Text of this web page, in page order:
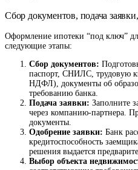
Сбор документов, подача
Оформление ипотеки “под ключ”
следующие этапы:
Сбор документов:
паспорт, СНИЛС, трудовую
НДФЛ), документы об
требованию банка.
Подача заявки: Заполните
через компанию-партнера.
документы.
Одобрение заявки: Банк
кредитоспособность
решения выдается
Выбор объекта